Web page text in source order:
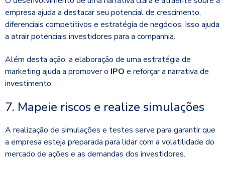
empresa ajuda a destacar seu potencial de crescimento,
diferenciais competitivos e estratégia de negócios. Isso ajuda
a atrair potenciais investidores para a companhia.
Além desta ação, a elaboração de uma estratégia de
marketing ajuda a promover o IPO e reforçar a narrativa de
investimento.
7. Mapeie riscos e realize simulações
A realização de simulações e testes serve para garantir que
a empresa esteja preparada para lidar com a volatilidade do
mercado de ações e as demandas dos investidores.